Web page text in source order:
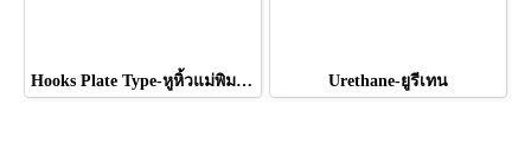
Hooks Plate Type-หูหิ้วแม่พิมพ์แบบแผ่น Urethane-ยูรีเทน